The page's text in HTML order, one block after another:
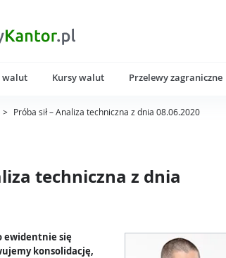
walut Kursy walut Przelewy zagraniczne
> Próba sił – Analiza techniczna z dnia 08.06.2020
techniczna z dnia
ewidentnie się
konsolidację,